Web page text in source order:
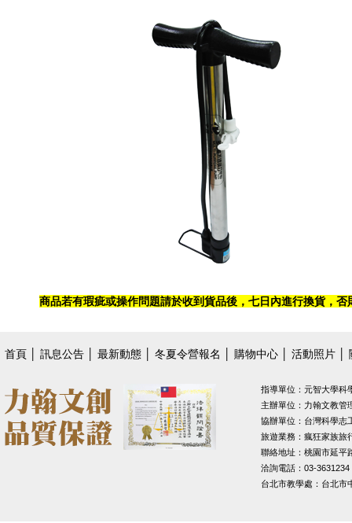
商品若有瑕疵或操作問題請於收到貨品後，七日內進行換貨，否
首頁 訊息公告 最新動態 冬夏令營報名 購物中心 活動照片
指導單位：元智大學科
主辦單位：力翰文教管
協辦單位：台灣科學志
旅遊業務：瘋狂家族旅
聯絡地址：桃園市延平
洽詢電話：03-3631234
台北市教學處：台北市